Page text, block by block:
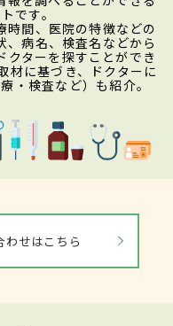
です。
時間、医院の特徴などの
病名、検査名などから
クターを探すことができ
材に基づき、ドクターに
・検査など）も紹介。
わせはこちら